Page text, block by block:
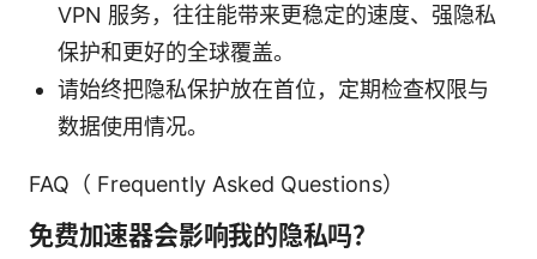
VPN 服务，往往能带来更稳定的速度、强隐私
保护和更好的全球覆盖。
请始终把隐私保护放在首位，定期检查权限与
数据使用情况。
FAQ（ Frequently Asked Questions）
免费加速器会影响我的隐私吗？